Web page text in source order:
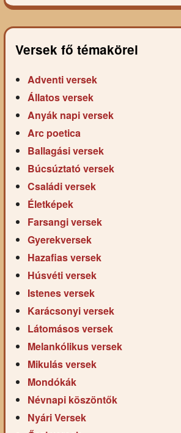
Versek fő témakörei
Adventi versek
Állatos versek
Anyák napi versek
Arc poetica
Ballagási versek
Búcsúztató versek
Családi versek
Életképek
Farsangi versek
Gyerekversek
Hazafias versek
Húsvéti versek
Istenes versek
Karácsonyi versek
Látomásos versek
Melankólikus versek
Mikulás versek
Mondókák
Névnapi köszöntők
Nyári Versek